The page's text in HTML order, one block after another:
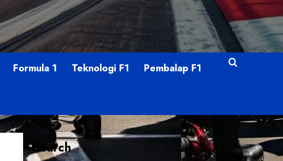
Formula 1 Teknologi F1 Pembalap F1
Search